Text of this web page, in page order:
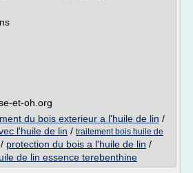
et-oh.org
du bois exterieur a l'huile de lin /
l'huile de lin / traitement bois huile de
protection du bois a l'huile de lin /
de lin essence terebenthine